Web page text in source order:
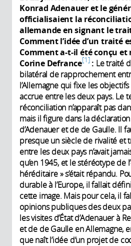
Konrad Adenauer et le
officialisaient la
allemande en signant le
Comment l’idée d’un traité
Comment a-t-il été conçu et
Corine Defrance 1 : Le traité
bilatéral de rapprochement
l’Allemagne qui fixe les
accrue entre les deux pays. Le
réconciliation n’apparaît pas
mais il figure dans la
d’Adenauer et de de Gaulle. Il
presque un siècle de rivalité et
entre les deux pays n’avait
qu’en 1945, et le stéréotype de
héréditaire » s’était répandu.
durable à l’Europe, il fallait
cette image. Mais pour cela, il
opinions publiques des deux
les visites d’État d’Adenauer à
et de de Gaulle en Allemagne,
que naît l’idée d’un projet de